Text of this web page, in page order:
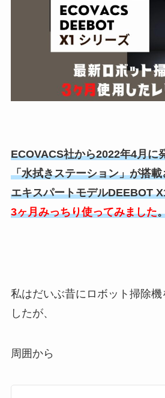
ECOVACS社から2022年4月に
「水拭きステーション」が搭
エキスパートモデルDEEBOT
3ヶ月みっちり使ってみました
私はだいぶ昔にロボット掃除機
したが、
周囲から